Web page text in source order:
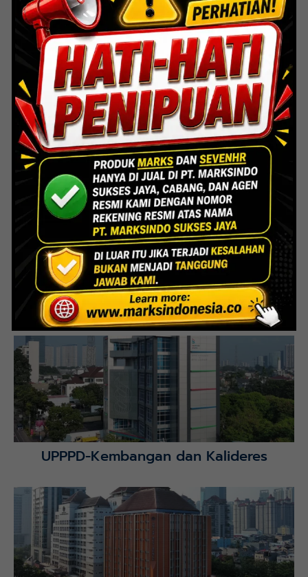
Lihat Detail Proyek
Indoor Multifunction Stadium (FIBA)
Senayan
Lihat Detail Proyek
Interior Bank BTN Jatimurni, Bekasi
Lihat Detail Proyek
UPPPD-Kembangan dan Kalideres
Lihat Detail Proyek